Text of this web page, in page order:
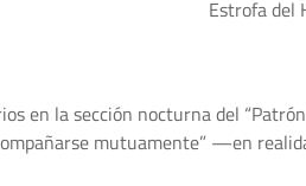
Estrofa del
en la sección nocturna del
mutuamente” —en